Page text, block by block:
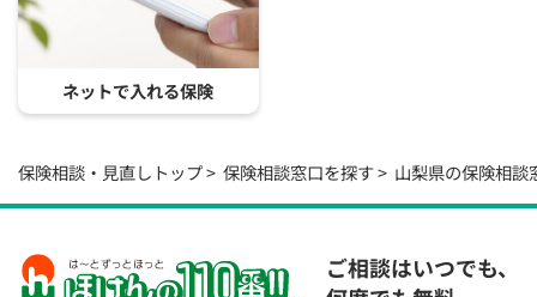
ネットで入れる保険
保険相談・見直しトップ 保険相談窓口を探す 山梨県の保険相談
ご相談はいつでも、